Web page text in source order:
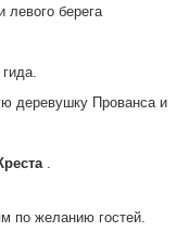
левого берега
деревушку Прованса и
.
по желанию гостей.